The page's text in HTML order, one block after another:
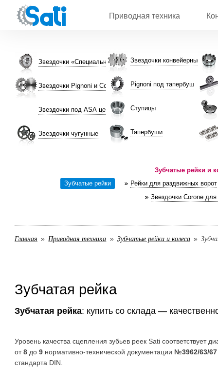
Приводная техника
Звездочки «Специальные»
Звездочки Pignoni и Corone
Звездочки под ASA цепь
Звездочки чугунные
Звездочки конвейерные
Pignoni под тапербуш
Ступицы
Тапербуши
Зубчатые рейки и
Зубчатые рейки
Рейки для раздвижных ворот
Звездочки Corone для
Главная Приводная техника Зубчатые рейки и колеса
Зубчатая рейка
Зубчатая рейка: купить со склада —
Уровень качества сцепления зубьев реек Sati соответствует
от8 до 9 нормативно-технической документации №3962/63/67
стандарта DIN.